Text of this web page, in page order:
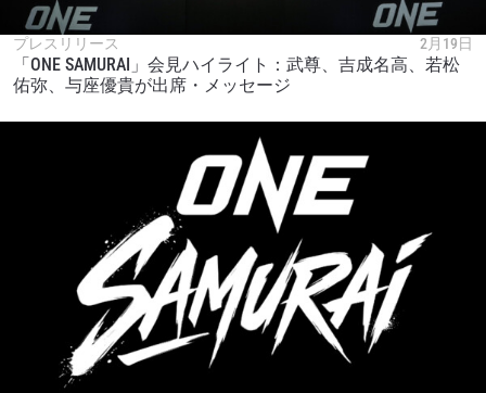
プレスリリース 2月19日
「ONE SAMURAI」会見ハイライト：武尊、吉成名高、若松
佑弥、与座優貴が出席・メッセージ